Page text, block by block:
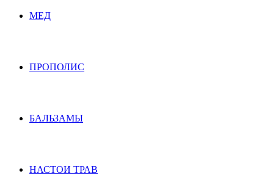
МЕД
ПРОПОЛИС
БАЛЬЗАМЫ
НАСТОИ ТРАВ